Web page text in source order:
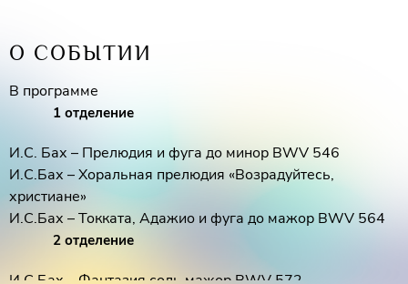
О СОБЫТИИ
В программе
1 отделение
И.С. Бах – Прелюдия и фуга до минор BWV 546
И.С.Бах – Хоральная прелюдия «Возрадуйтесь,
христиане»
И.С.Бах – Токката, Адажио и фуга до мажор BWV 564
2 отделение